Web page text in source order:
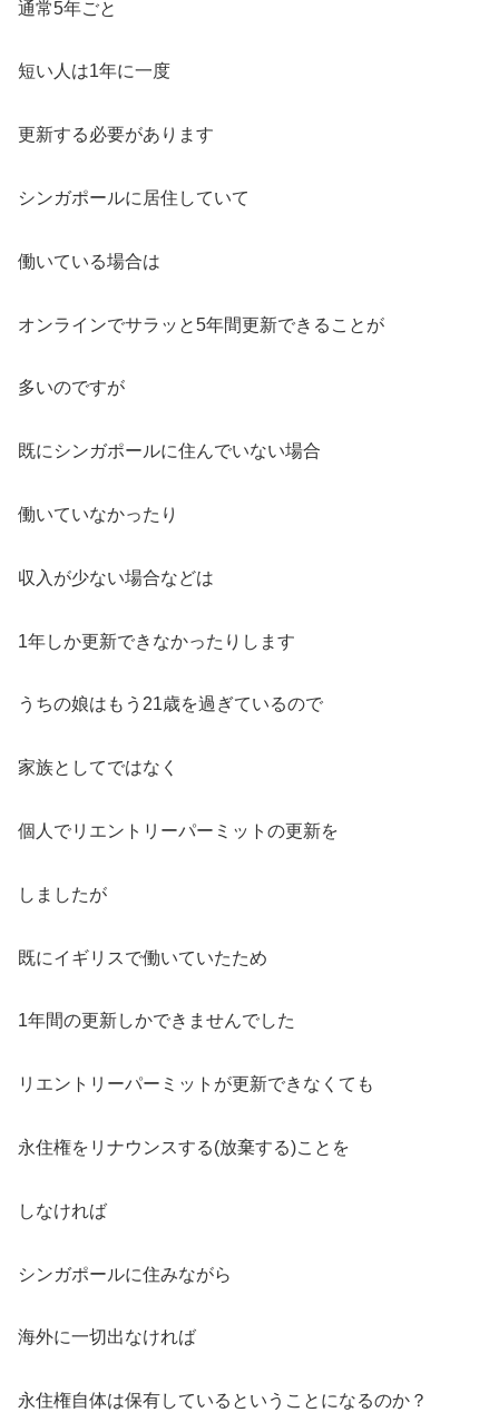
通常5年ごと
短い人は1年に一度
更新する必要があります
シンガポールに居住していて
働いている場合は
オンラインでサラッと5年間更新できることが
多いのですが
既にシンガポールに住んでいない場合
働いていなかったり
収入が少ない場合などは
1年しか更新できなかったりします
うちの娘はもう21歳を過ぎているので
家族としてではなく
個人でリエントリーパーミットの更新を
しましたが
既にイギリスで働いていたため
1年間の更新しかできませんでした
リエントリーパーミットが更新できなくても
永住権をリナウンスする(放棄する)ことを
しなければ
シンガポールに住みながら
海外に一切出なければ
永住権自体は保有しているということになるのか？